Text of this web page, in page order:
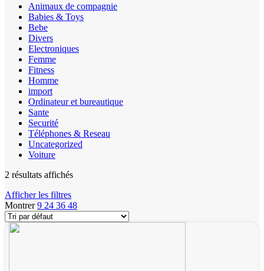
Animaux de compagnie
Babies & Toys
Bebe
Divers
Electroniques
Femme
Fitness
Homme
import
Ordinateur et bureautique
Sante
Securité
Téléphones & Reseau
Uncategorized
Voiture
2 résultats affichés
Afficher les filtres
Montrer9 24 36 48